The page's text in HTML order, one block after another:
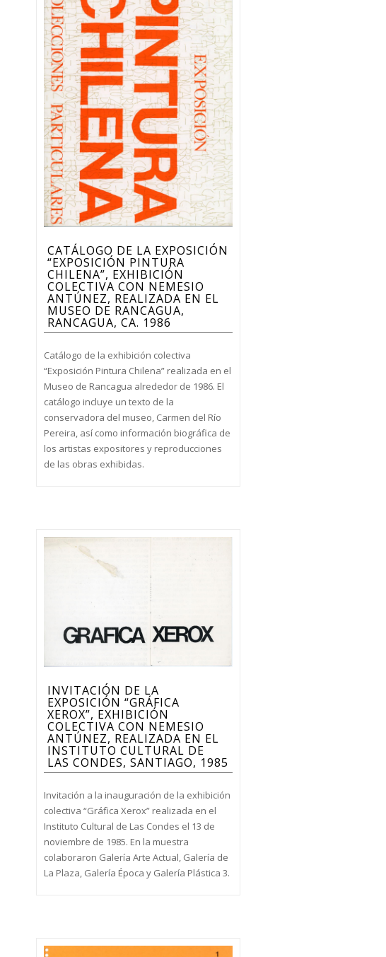
CATÁLOGO DE LA EXPOSICIÓN
“EXPOSICIÓN PINTURA
CHILENA”, EXHIBICIÓN
COLECTIVA CON NEMESIO
ANTÚNEZ, REALIZADA EN EL
MUSEO DE RANCAGUA,
RANCAGUA, CA. 1986
Catálogo de la exhibición colectiva
“Exposición Pintura Chilena” realizada en el
Museo de Rancagua alrededor de 1986. El
catálogo incluye un texto de la
conservadora del museo, Carmen del Río
Pereira, así como información biográfica de
los artistas expositores y reproducciones
de las obras exhibidas.
INVITACIÓN DE LA
EXPOSICIÓN “GRÁFICA
XEROX”, EXHIBICIÓN
COLECTIVA CON NEMESIO
ANTÚNEZ, REALIZADA EN EL
INSTITUTO CULTURAL DE
LAS CONDES, SANTIAGO, 1985
Invitación a la inauguración de la exhibición
colectiva “Gráfica Xerox” realizada en el
Instituto Cultural de Las Condes el 13 de
noviembre de 1985. En la muestra
colaboraron Galería Arte Actual, Galería de
La Plaza, Galería Época y Galería Plástica 3.